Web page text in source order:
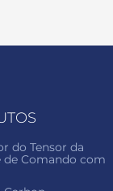
do Tensor da
de Comando com